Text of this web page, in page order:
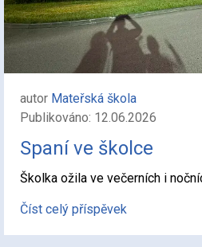
autor Mateřská škola
Publikováno: 12.06.2026
Spaní ve školce
Školka ožila ve večerních i
Číst celý příspěvek